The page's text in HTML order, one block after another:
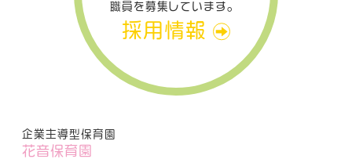
職員を募集しています。
採用情報
企業主導型保育園
花音保育園